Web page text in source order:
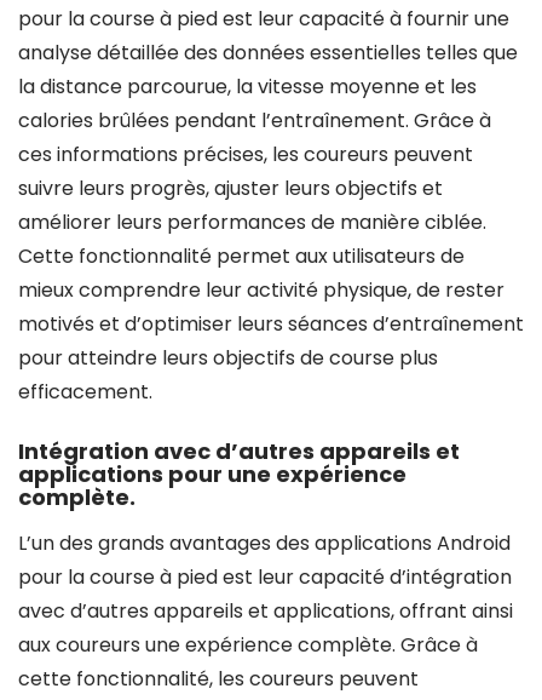
pour la course à pied est leur capacité à fournir une
analyse détaillée des données essentielles telles que
la distance parcourue, la vitesse moyenne et les
calories brûlées pendant l’entraînement. Grâce à
ces informations précises, les coureurs peuvent
suivre leurs progrès, ajuster leurs objectifs et
améliorer leurs performances de manière ciblée.
Cette fonctionnalité permet aux utilisateurs de
mieux comprendre leur activité physique, de rester
motivés et d’optimiser leurs séances d’entraînement
pour atteindre leurs objectifs de course plus
efficacement.
Intégration avec d’autres appareils et
applications pour une expérience
complète.
L’un des grands avantages des applications Android
pour la course à pied est leur capacité d’intégration
avec d’autres appareils et applications, offrant ainsi
aux coureurs une expérience complète. Grâce à
cette fonctionnalité, les coureurs peuvent